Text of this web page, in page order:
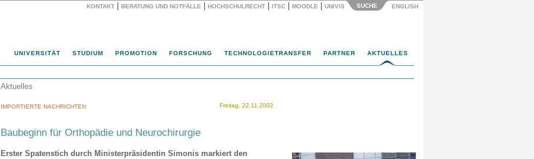
KONTAKT BERATUNG UND NOTFÄLLE HOCHSCHULRECHT ITSC MOODLE UNIVIS SUCHE ENGLISH
UNIVERSITÄT STUDIUM PROMOTION FORSCHUNG TECHNOLOGIETRANSFER PARTNER AKTUELLES
Aktuelles
Freitag, 22.11.2002
IMPORTIERTE NACHRICHTEN
Baubeginn für Orthopädie und Neurochirurgie
Erster Spatenstich durch Ministerpräsidentin Simonis markiert den